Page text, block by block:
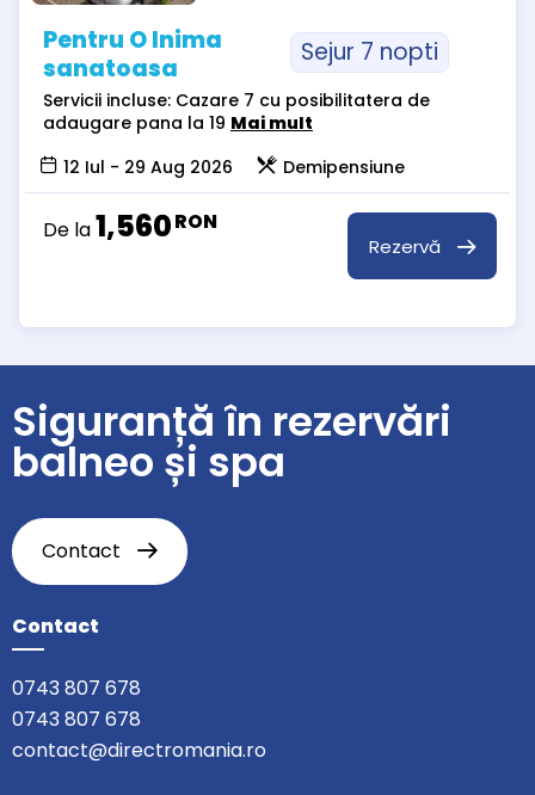
Pentru O Inima
sanatoasa
Sejur 7 nopti
Servicii incluse: Cazare 7 cu posibilitatera de
adaugare pana la 19 Mai mult
12 Iul - 29 Aug 2026
Demipensiune
De la1,560RON
Rezervă
Siguranță în rezervări
balneo și spa
Contact
Contact
0743 807 678
0743 807 678
contact@directromania.ro